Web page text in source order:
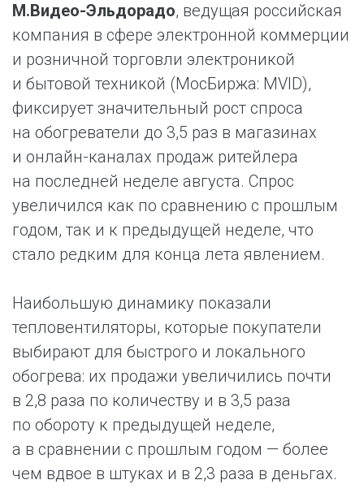
М.Видео-Эльдорадо, ведущая российская
компания в сфере электронной коммерции
и розничной торговли электроникой
и бытовой техникой (МосБиржа: MVID),
фиксирует значительный рост спроса
на обогреватели до 3,5 раз в магазинах
и онлайн-каналах продаж ритейлера
на последней неделе августа. Спрос
увеличился как по сравнению с прошлым
годом, так и к предыдущей неделе, что
стало редким для конца лета явлением.
Наибольшую динамику показали
тепловентиляторы, которые покупатели
выбирают для быстрого и локального
обогрева: их продажи увеличились почти
в 2,8 раза по количеству и в 3,5 раза
по обороту к предыдущей неделе,
а в сравнении с прошлым годом — более
чем вдвое в штуках и в 2,3 раза в деньгах.